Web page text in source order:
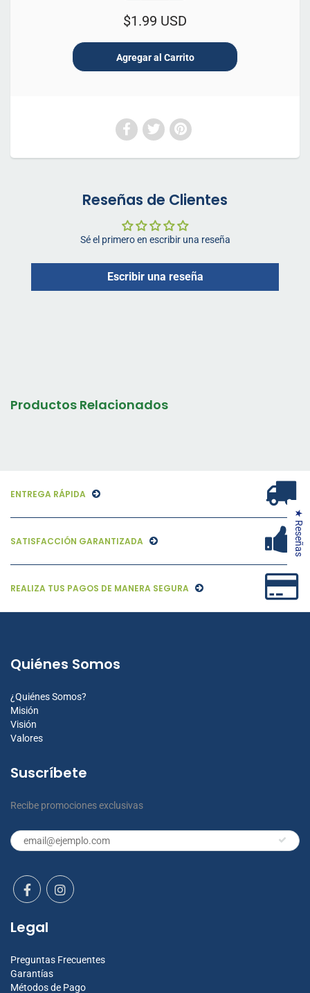
$1.99 USD
Reseñas de Clientes
Sé el primero en escribir una reseña
Escribir una reseña
Productos Relacionados
ENTREGA RÁPIDA
SATISFACCIÓN GARANTIZADA
REALIZA TUS PAGOS DE MANERA SEGURA
Quiénes Somos
¿Quiénes Somos?
Misión
Visión
Valores
Suscríbete
Recibe promociones exclusivas
Legal
Preguntas Frecuentes
Garantías
Métodos de Pago
★ Reseñas